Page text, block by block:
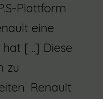
Plattform
eine
[…] Diese
zu
Renault